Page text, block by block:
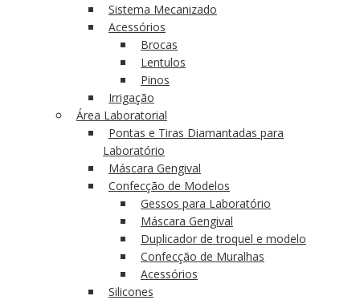
Sistema Mecanizado
Acessórios
Brocas
Lentulos
Pinos
Irrigação
Área Laboratorial
Pontas e Tiras Diamantadas para
Laboratório
Máscara Gengival
Confecção de Modelos
Gessos para Laboratório
Máscara Gengival
Duplicador de troquel e modelo
Confecção de Muralhas
Acessórios
Silicones